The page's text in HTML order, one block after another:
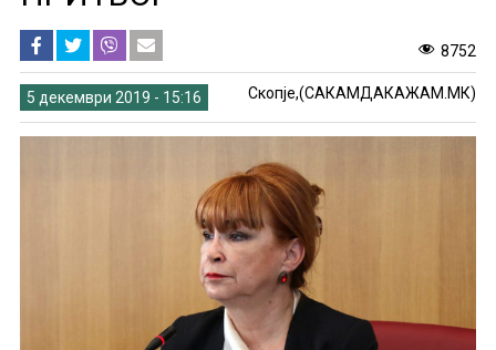
8752
5 декември 2019 - 15:16 Скопје,(САКАМДАКАЖАМ.МК)